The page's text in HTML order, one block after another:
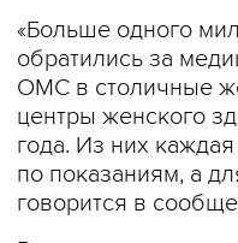
«Больше одного
обратились за
ОМС в столичные
центры женского
года. Из них
по показаниям, а
говорится в